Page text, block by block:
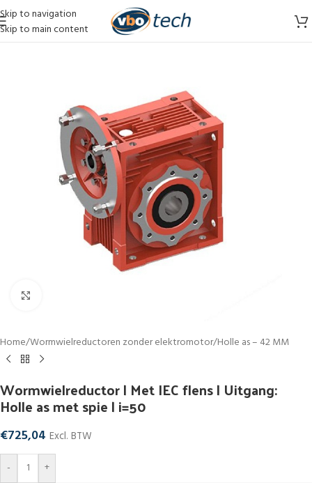
Skip to navigation
Skip to main content
Home/Wormwielreductoren zonder elektromotor/Holle as – 42 MM
Wormwielreductor | Met IEC flens | Uitgang:
Holle as met spie | i=50
€725,04 Excl. BTW
-
+